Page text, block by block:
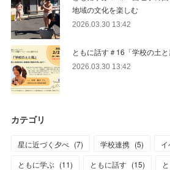
地域の文化を楽しむ
2026.03.30 13:42
ともに話す＃16「学校の土と
2026.03.30 13:42
カテゴリ
星に近づく夕べ (7) 学校連携 (5)
ともに学ぶ (11) ともに話す (15)